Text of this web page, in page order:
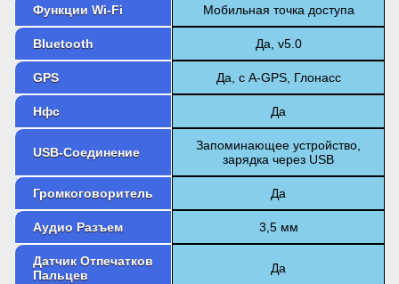
Функции Wi-Fi Мобильная точка доступа
Bluetooth Да, v5.0
GPS Да, с A-GPS, Глонасс
Нфс Да
USB-Соединение
Запоминающее устройство,
зарядка через USB
Громкоговоритель Да
Аудио Разъем 3,5 мм
Датчик Отпечатков
Пальцев
Да